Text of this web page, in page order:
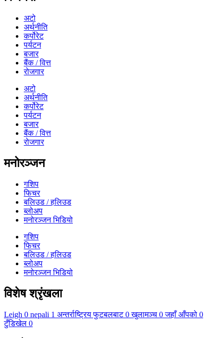
अटो
अर्थनीति
कर्पोरेट
पर्यटन
बजार
बैंक / वित्त
रोजगार
अटो
अर्थनीति
कर्पोरेट
पर्यटन
बजार
बैंक / वित्त
रोजगार
मनोरञ्जन
गशिप
फिचर
बलिउड / हलिउड
ब्लोअप
मनोरञ्जन भिडियो
गशिप
फिचर
बलिउड / हलिउड
ब्लोअप
मनोरञ्जन भिडियो
विशेष श्रृंखला
Leigh 0 nepali 1 अन्तर्राष्ट्रिय फुटबलबाट 0 खुलामञ्च 0 जहाँ आँपको 0
टुँडिखेल 0